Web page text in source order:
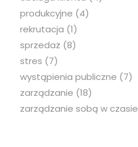
produkcyjne (4)
rekrutacja (1)
sprzedaż (8)
stres (7)
wystąpienia publiczne (7)
zarządzanie (18)
zarządzanie sobą w czasie